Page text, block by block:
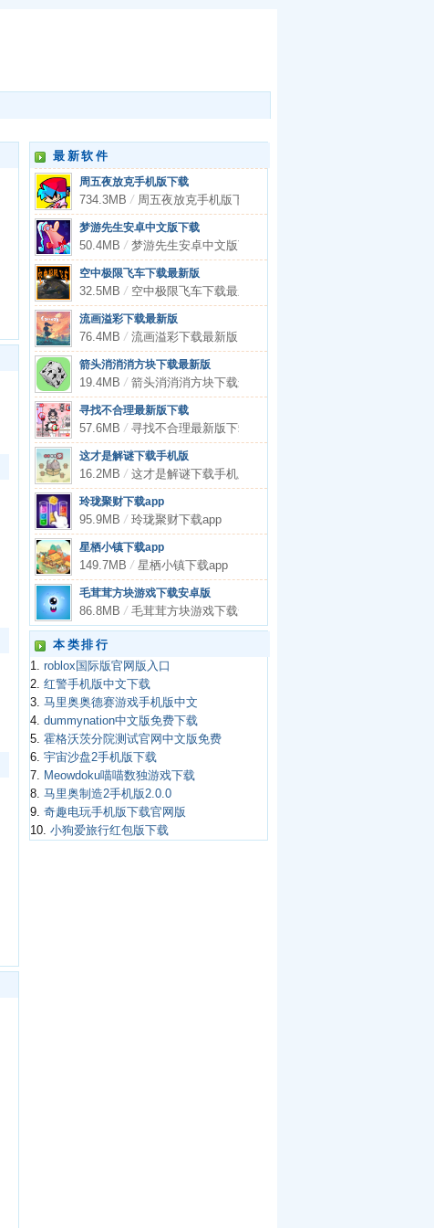
最新软件
周五夜放克手机版下载
734.3MB/ 周五夜放克手机版下载
梦游先生安卓中文版下载
50.4MB/ 梦游先生安卓中文版下载
空中极限飞车下载最新版
32.5MB/ 空中极限飞车下载最新版
流画溢彩下载最新版
76.4MB/ 流画溢彩下载最新版
箭头消消消方块下载最新版
19.4MB/ 箭头消消消方块下载最新版
寻找不合理最新版下载
57.6MB/ 寻找不合理最新版下载
这才是解谜下载手机版
16.2MB/ 这才是解谜下载手机版
玲珑聚财下载app
95.9MB/ 玲珑聚财下载app
星栖小镇下载app
149.7MB/ 星栖小镇下载app
毛茸茸方块游戏下载安卓版
86.8MB/ 毛茸茸方块游戏下载安卓版
本类排行
1. roblox国际版官网版入口
2. 红警手机版中文下载
3. 马里奥奥德赛游戏手机版中文
4. dummynation中文版免费下载
5. 霍格沃茨分院测试官网中文版免费
6. 宇宙沙盘2手机版下载
7. Meowdoku喵喵数独游戏下载
8. 马里奥制造2手机版2.0.0
9. 奇趣电玩手机版下载官网版
10. 小狗爱旅行红包版下载